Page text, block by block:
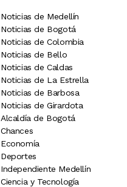
Noticias de Medellín
Noticias de Bogotá
Noticias de Colombia
Noticias de Bello
Noticias de Caldas
Noticias de La Estrella
Noticias de Barbosa
Noticias de Girardota
Alcaldía de Bogotá
Chances
Economía
Deportes
Independiente Medellín
Ciencia y Tecnología